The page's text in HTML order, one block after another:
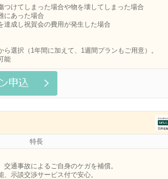
つけてしまった場合や物を壊してしまった場合
にあった場合
達成し祝賀会の費用が発生した場合
ら選択（1年間に加えて、1週間プランもご用意）。
能
特長
通事故によるご自身のケガを補償。
示談交渉サービス付で安心。